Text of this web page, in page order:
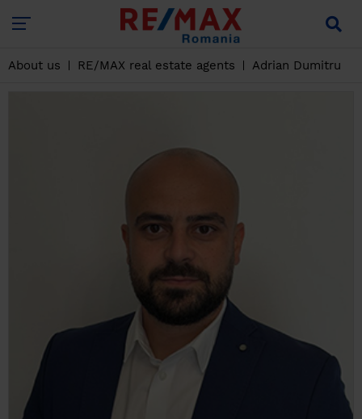
About us RE/MAX real estate agents Adrian Dumitru